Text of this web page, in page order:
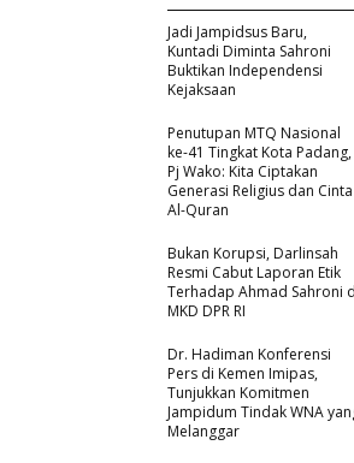
Jadi Jampidsus Baru,
Kuntadi Diminta Sahroni
Buktikan Independensi
Kejaksaan
Penutupan MTQ Nasional
ke-41 Tingkat Kota Padang,
Pj Wako: Kita Ciptakan
Generasi Religius dan Cinta
Al-Quran
Bukan Korupsi, Darlinsah
Resmi Cabut Laporan Etik
Terhadap Ahmad Sahroni
MKD DPR RI
Dr. Hadiman Konferensi
Pers di Kemen Imipas,
Tunjukkan Komitmen
Jampidum Tindak WNA
Melanggar